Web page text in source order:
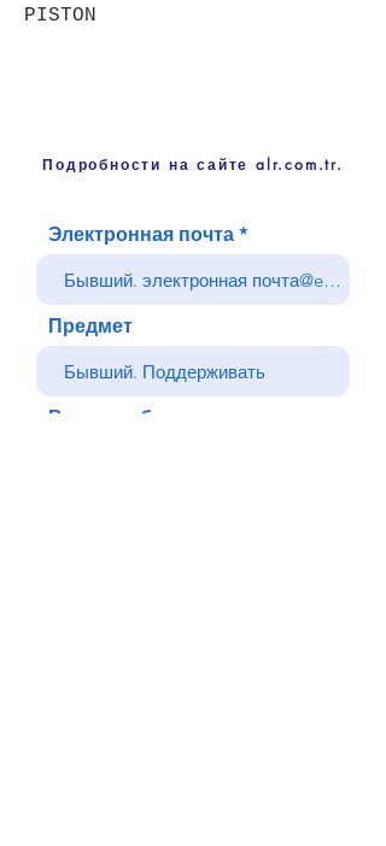
PISTON
Подробности на сайте alr.com.tr.
Электронная почта
Предмет
Ваше сообщение